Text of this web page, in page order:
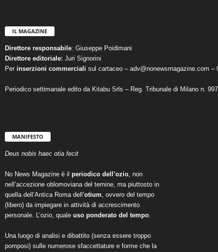
IL MAGAZINE
Direttore responsabile: Giuseppe Poidimani
Direttore editoriale: Juri Signorini
Per inserzioni commerciali sul cartaceo – adv@nonewsmagazine.com –
Periodico settimanale edito da Kitabu Srls – Reg. Tribunale di Milano n.
MANIFESTO
Deus nobis haec otia fecit
No News Magazine è il periodico dell’ozio, non
nell’accezione oblomoviana del temine, ma piuttosto in
quella dell’Antica Roma dell’otium, ovvero del tempo
(libero) da impiegare in attività di accrescimento
personale. L’ozio, quale uso ponderato del tempo.
Una luogo di analisi e dibattito (senza essere troppo
pomposi) sulle numerose sfaccettature e forme che la